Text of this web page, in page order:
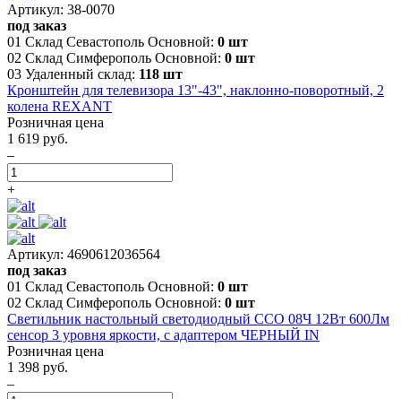
Артикул: 38-0070
под заказ
01 Склад Севастополь Основной: 0 шт
02 Склад Симферополь Основной: 0 шт
03 Удаленный склад: 118 шт
Кронштейн для телевизора 13"-43", наклонно-поворотный, 2
колена REXANT
Розничная цена
1 619 руб.
–
+
Артикул: 4690612036564
под заказ
01 Склад Севастополь Основной: 0 шт
02 Склад Симферополь Основной: 0 шт
Светильник настольный светодиодный ССО 08Ч 12Вт 600Лм
сенсор 3 уровня яркости, с адаптером ЧЕРНЫЙ IN
Розничная цена
1 398 руб.
–